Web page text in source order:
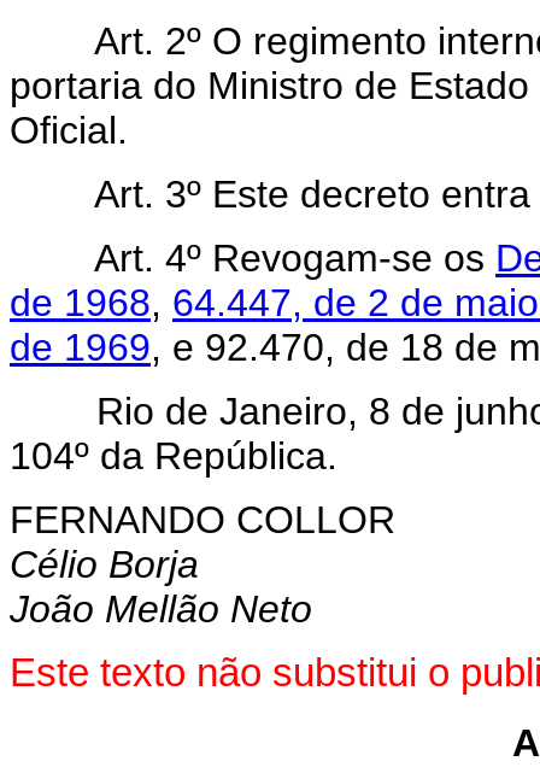
Art. 2º O regimento
portaria do Ministro de
Oficial.
Art. 3º Este decreto entra
Art. 4º Revogam-se os
de 1968, 64.447, de 2 de
de 1969, e 92.470, de 18 de
Rio de Janeiro, 8 de junho
104º da República.
FERNANDO COLLOR
Célio Borja
João Mellão Neto
Este texto não substitui o